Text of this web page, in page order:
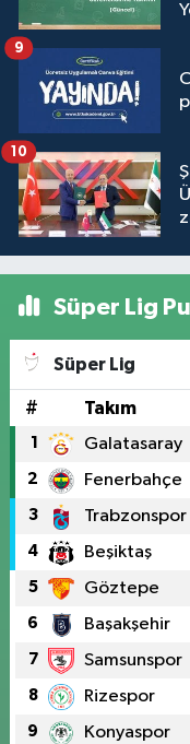
9
10
Süper Lig
Süper Lig
# Takım
1 Galatasaray
2 Fenerbahçe
3 Trabzonspor
4 Beşiktaş
5 Göztepe
6 Başakşehir
7 Samsunspor
8 Rizespor
9 Konyaspor